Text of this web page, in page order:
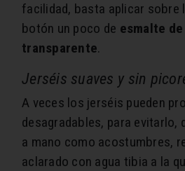
facilidad, basta aplicar sobre
botón un poco de esmalte
transparente.
Jerséis suaves y sin
A veces los jerséis pueden
desagradables, para evitarlo,
a mano como acostumbres,
aclarado con agua tibia a la